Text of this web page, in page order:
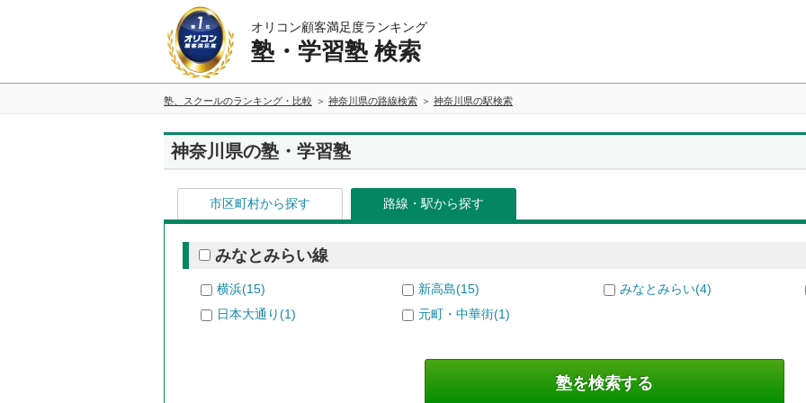
オリコン顧客満足度ランキング
塾・学習塾 検索
塾、スクールのランキング・比較 神奈川県の路線検索 神奈川県の駅検索
神奈川県の塾・学習塾
市区町村から探す 路線・駅から探す
みなとみらい線
横浜(15) 新高島(15) みなとみらい(4)
日本大通り(1)
元町・中華街(1)